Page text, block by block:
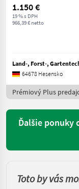
1.150 €
19 % s DPH
966,39 € netto
Land-, Forst-,
64678 Hesensko
Prémiový Plus
Ďalšie ponuky
Toto by vás